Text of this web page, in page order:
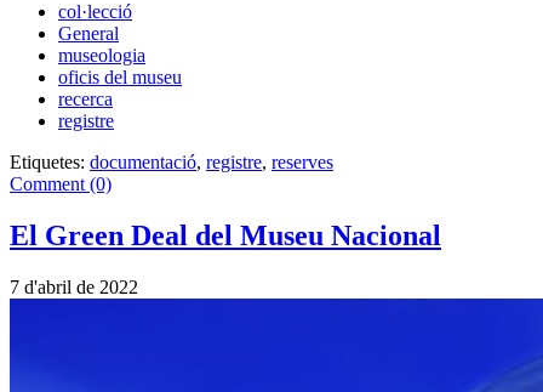
col·lecció
General
museologia
oficis del museu
recerca
registre
Etiquetes: documentació, registre, reserves
Comment (0)
El Green Deal del Museu Nacional
7 d'abril de 2022